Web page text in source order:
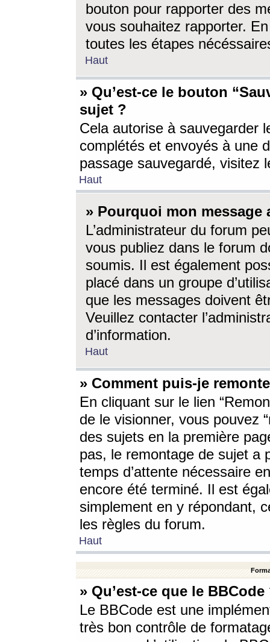
bouton pour rapporter des
vous souhaitez rapporter.
toutes les étapes
Haut
» Qu’est-ce le bouton
sujet ?
Cela autorise à sauvegarder
complétés et envoyés à une
passage sauvegardé, visitez
Haut
» Pourquoi mon message
L’administrateur du forum
vous publiez dans le forum
soumis. Il est également
placé dans un groupe
que les messages doivent
Veuillez contacter
d’information.
Haut
» Comment puis-je
En cliquant sur le lien
de le visionner, vous pouvez
des sujets en la première
pas, le remontage de sujet a
temps d’attente nécessaire
encore été terminé. Il est
simplement en y répondant,
les règles du forum.
Haut
» Qu’est-ce que le BBCode
Le BBCode est une
très bon contrôle de